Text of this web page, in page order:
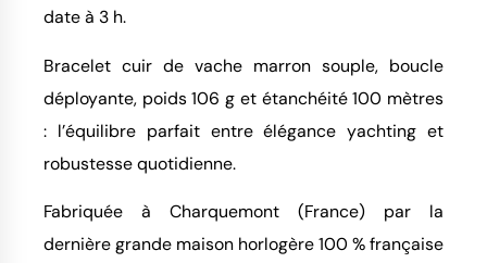
date à 3 h.
Bracelet cuir de vache marron souple, boucle
déployante, poids 106 g et étanchéité 100 mètres
: l’équilibre parfait entre élégance yachting et
robustesse quotidienne.
Fabriquée à Charquemont (France) par la
dernière grande maison horlogère 100 % française